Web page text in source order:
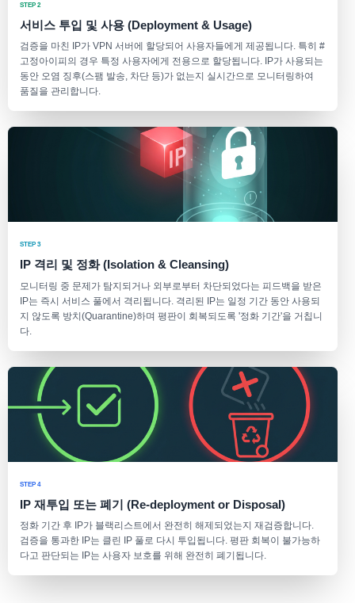
STEP 2
서비스 투입 및 사용 (Deployment & Usage)
검증을 마친 IP가 VPN 서버에 할당되어 사용자들에게 제공됩니다. 특히 #
고정아이피의 경우 특정 사용자에게 전용으로 할당됩니다. IP가 사용되는
동안 오염 징후(스팸 발송, 차단 등)가 없는지 실시간으로 모니터링하여
품질을 관리합니다.
STEP 3
IP 격리 및 정화 (Isolation & Cleansing)
모니터링 중 문제가 탐지되거나 외부로부터 차단되었다는 피드백을 받은
IP는 즉시 서비스 풀에서 격리됩니다. 격리된 IP는 일정 기간 동안 사용되
지 않도록 방치(Quarantine)하며 평판이 회복되도록 '정화 기간'을 거칩니
다.
STEP 4
IP 재투입 또는 폐기 (Re-deployment or Disposal)
정화 기간 후 IP가 블랙리스트에서 완전히 해제되었는지 재검증합니다.
검증을 통과한 IP는 클린 IP 풀로 다시 투입됩니다. 평판 회복이 불가능하
다고 판단되는 IP는 사용자 보호를 위해 완전히 폐기됩니다.